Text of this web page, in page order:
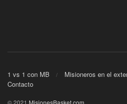
1 vs 1 con MB Misioneros en el
Contacto
© 2021 MisionesBasket.com